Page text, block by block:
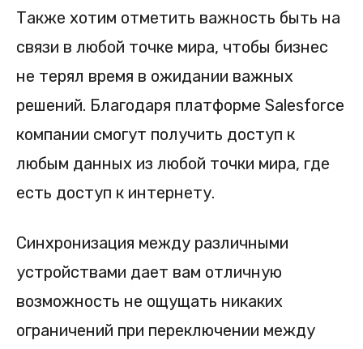
Также хотим отметить важность быть на
связи в любой точке мира, чтобы бизнес
не терял время в ожидании важных
решений. Благодаря платформе Salesforce
компании смогут получить доступ к
любым данных из любой точки мира, где
есть доступ к интернету.
Синхронизация между различными
устройствами дает вам отличную
возможность не ощущать никаких
ограничений при переключении между